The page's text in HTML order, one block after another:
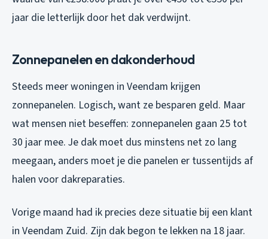
jaar die letterlijk door het dak verdwijnt.
Zonnepanelen en dakonderhoud
Steeds meer woningen in Veendam krijgen
zonnepanelen. Logisch, want ze besparen geld. Maar
wat mensen niet beseffen: zonnepanelen gaan 25 tot
30 jaar mee. Je dak moet dus minstens net zo lang
meegaan, anders moet je die panelen er tussentijds af
halen voor dakreparaties.
Vorige maand had ik precies deze situatie bij een klant
in Veendam Zuid. Zijn dak begon te lekken na 18 jaar.